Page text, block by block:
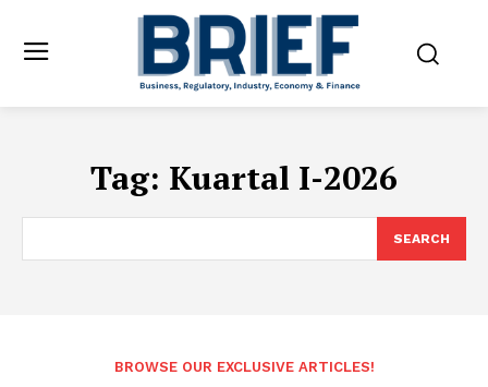
Tag: Kuartal I-2026
SEARCH
BROWSE OUR EXCLUSIVE ARTICLES!